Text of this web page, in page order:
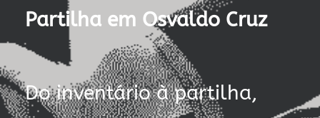
Partilha em Osvaldo Cruz
Do inventário à partilha,